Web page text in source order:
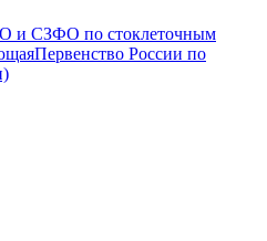
и СЗФО по стоклеточным
Первенство России по